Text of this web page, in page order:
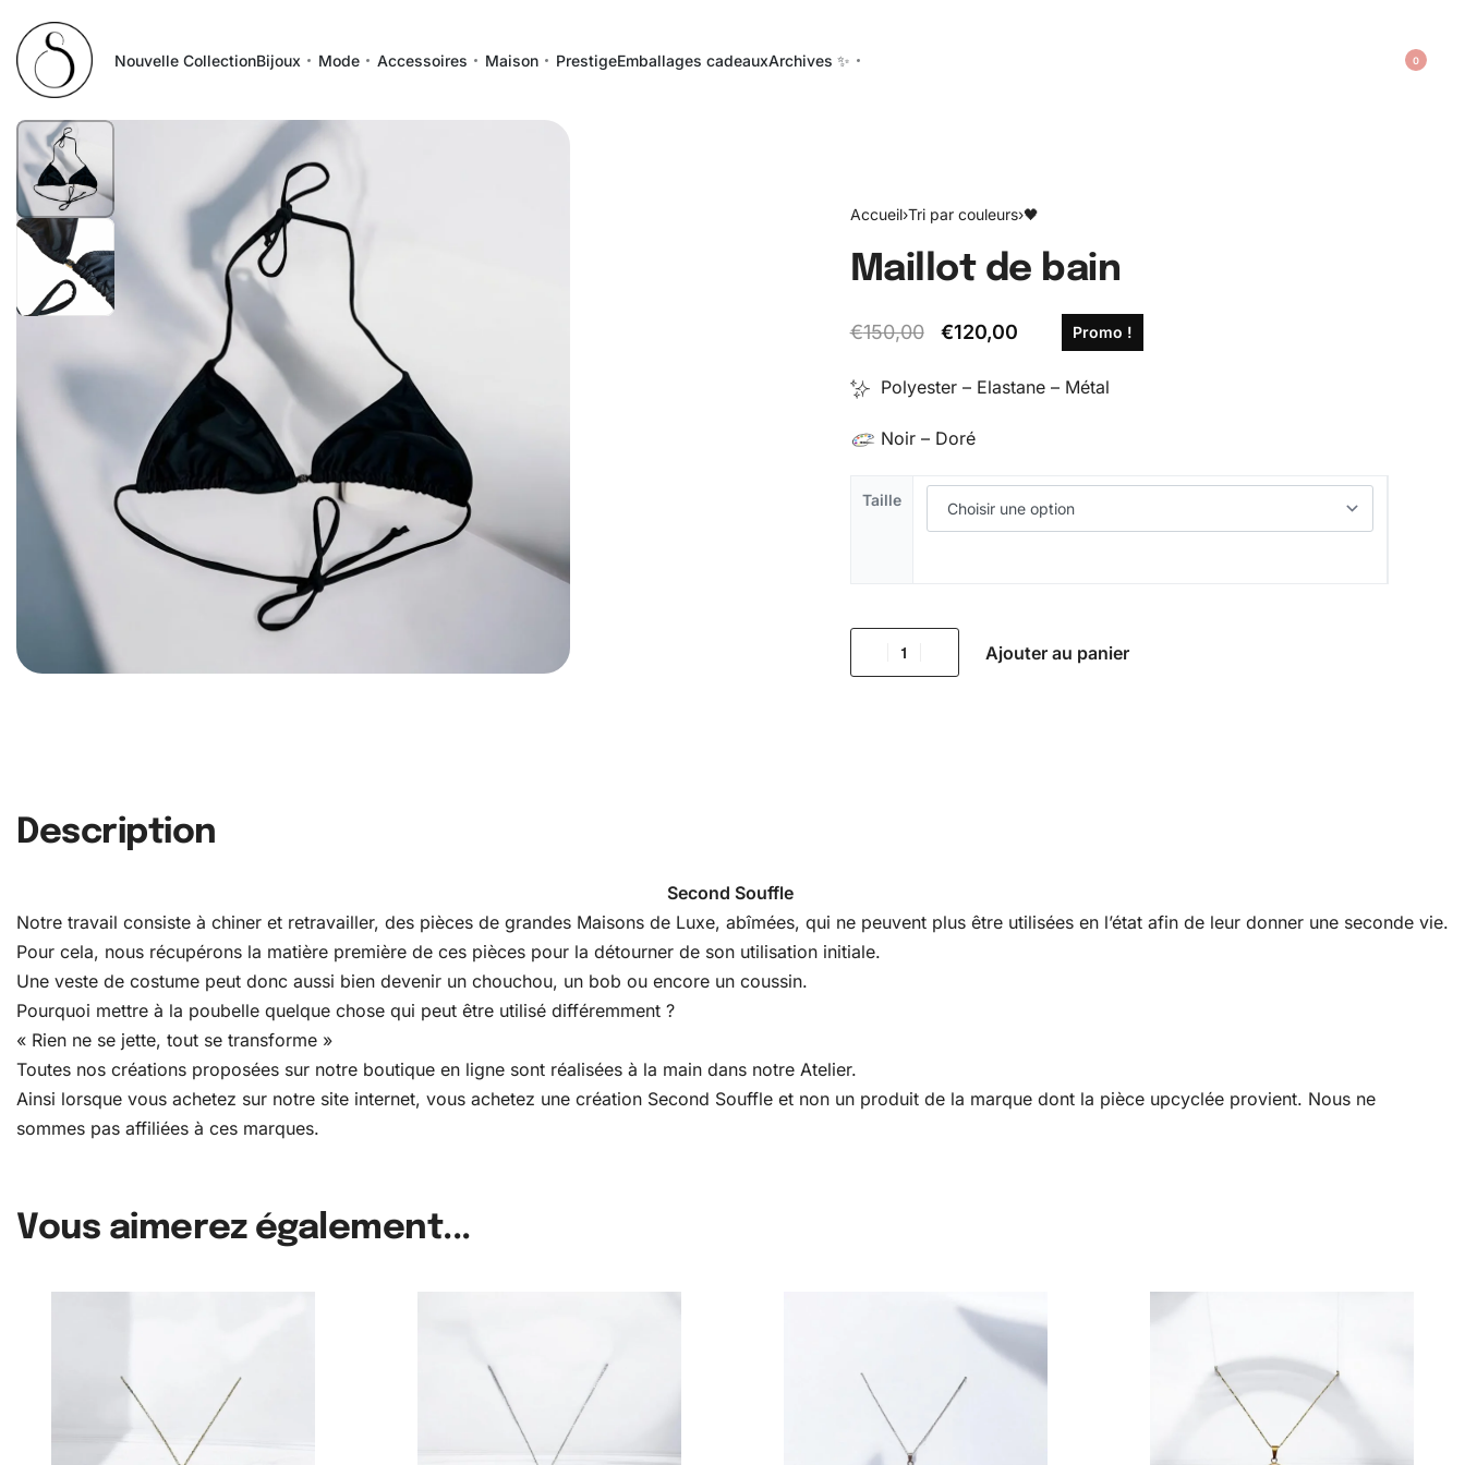
Nouvelle CollectionBijoux Mode Accessoires Maison PrestigeEmballages cadeauxArchives ✨ 0
/2
Accueil›Tri par couleurs›🖤
Maillot de bain
€150,00 €120,00 Promo !
Polyester – Elastane – Métal
Noir – Doré
Taille
Ajouter au panier
Description
Second Souffle
Notre travail consiste à chiner et retravailler, des pièces de grandes Maisons de Luxe, abîmées, qui ne peuvent plus être utilisées en l’état afin de leur donner une seconde vie.
Pour cela, nous récupérons la matière première de ces pièces pour la détourner de son utilisation initiale.
Une veste de costume peut donc aussi bien devenir un chouchou, un bob ou encore un coussin.
Pourquoi mettre à la poubelle quelque chose qui peut être utilisé différemment ?
« Rien ne se jette, tout se transforme »
Toutes nos créations proposées sur notre boutique en ligne sont réalisées à la main dans notre Atelier.
Ainsi lorsque vous achetez sur notre site internet, vous achetez une création Second Souffle et non un produit de la marque dont la pièce upcyclée provient. Nous ne
sommes pas affiliées à ces marques.
Vous aimerez également...